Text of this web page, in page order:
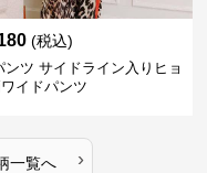
(税込)
ンツ サイドライン入りヒョ
イドパンツ
一覧へ ›